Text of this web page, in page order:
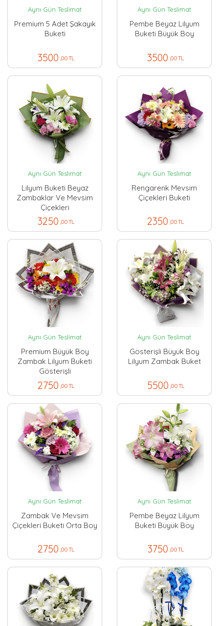
Aynı Gün Teslimat
Premium 5 Adet Şakayık
Buketi
3500 ,00 TL
Aynı Gün Teslimat
Pembe Beyaz Lilyum
Buketi Büyük Boy
3500 ,00 TL
Aynı Gün Teslimat
Lilyum Buketi Beyaz
Zambaklar Ve Mevsim
Çiçekleri
3250 ,00 TL
Aynı Gün Teslimat
Rengarenk Mevsim
Çiçekleri Buketi
2350 ,00 TL
Aynı Gün Teslimat
Premium Büyük Boy
Zambak Lilyum Buketi
Gösterişli
2750 ,00 TL
Aynı Gün Teslimat
Gösterişli Büyük Boy
Lilyum Zambak Buket
5500 ,00 TL
Aynı Gün Teslimat
Zambak Ve Mevsim
Çiçekleri Buketi Orta Boy
2750 ,00 TL
Aynı Gün Teslimat
Pembe Beyaz Lilyum
Buketi Büyük Boy
3750 ,00 TL